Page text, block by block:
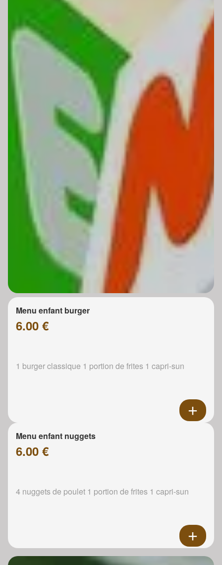
Menu enfant burger
6.00 €
1 burger classique 1 portion de frites 1 capri-sun
Menu enfant nuggets
6.00 €
4 nuggets de poulet 1 portion de frites 1 capri-sun